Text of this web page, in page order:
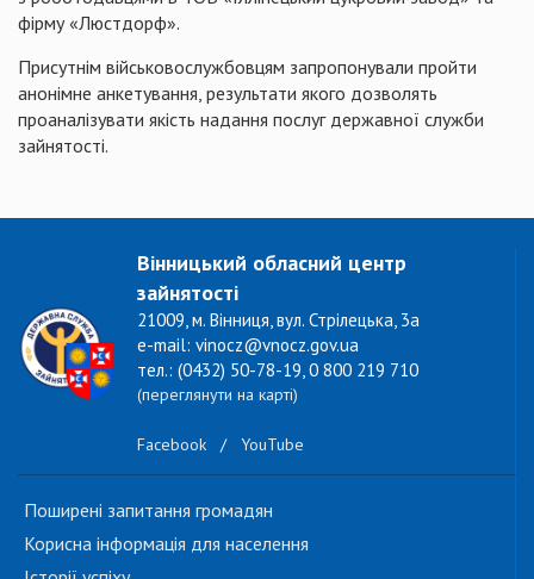
фірму «Люстдорф».
Присутнім військовослужбовцям запропонували пройти
анонімне анкетування, результати якого дозволять
проаналізувати якість надання послуг державної служби
зайнятості.
Вінницький обласний центр
зайнятості
21009, м. Вінниця, вул. Стрілецька, 3а
e-mail: vinocz@vnocz.gov.ua
тел.: (0432) 50-78-19, 0 800 219 710
(переглянути на карті)
Facebook / YouTube
Поширені запитання громадян
Корисна інформація для населення